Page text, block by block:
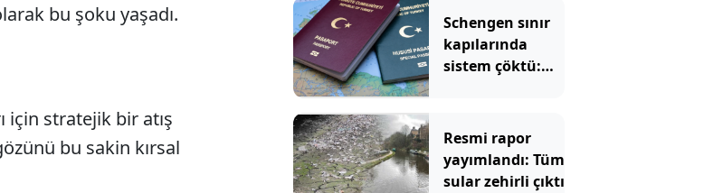
bu şoku yaşadı.
için stratejik bir atış
bu sakin kırsal
Schengen sınır
kapılarında
sistem çöktü:
Resmi rapor
yayımlandı: Tüm
sular zehirli çıktı